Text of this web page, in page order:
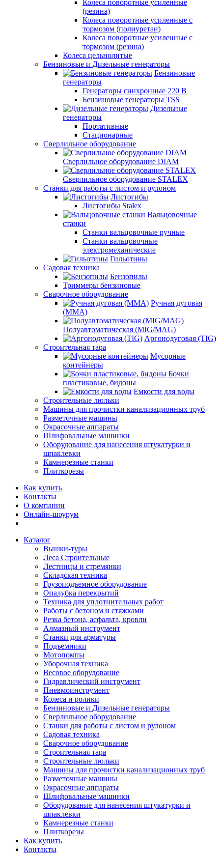
Колеса поворотные усиленные
(резина)
Колеса поворотные усиленные с
тормозом (полиуретан)
Колеса поворотные усиленные с
тормозом (резина)
Колеса цельнолитые
Бензиновые и Дизельные генераторы
Бензиновые
генераторы
Генераторы синхронные 220 В
Бензиновые генераторы TSS
Дизельные
генераторы
Портативные
Стационарные
Сверлильное оборудование
Сверлильное оборудование DIAM
Сверлильное оборудование STALEX
Станки для работы с листом и рулоном
Листогибы
Листогибы Stalex
Вальцовочные
станки
Станки вальцовочные ручные
Станки вальцовочные
электромеханические
Гильотины
Садовая техника
Бензопилы
Триммеры бензиновые
Сварочное оборудование
Ручная дуговая
(MMA)
Полуавтоматическая (MIG/MAG)
Аргонодуговая (TIG)
Строительная тара
Мусорные
контейнеры
Бочки
пластиковые, бидоны
Емкости для воды
Строительные люльки
Машины для прочистки канализационных труб
Разметочные машины
Окрасочные аппараты
Шлифовальные машинки
Оборудование для нанесения штукатурки и
шпаклевки
Камнерезные станки
Плиткорезы
Как купить
Контакты
О компании
Онлайн-шоурум
Каталог
Вышки-туры
Леса Строительные
Лестницы и стремянки
Складская техника
Грузоподъемное оборудование
Опалубка перекрытий
Техника для уплотнительных работ
Работы с бетоном и стяжками
Резка бетона, асфальта, кровли
Алмазный инструмент
Станки для арматуры
Подъемники
Мотопомпы
Уборочная техника
Весовое оборудование
Гидравлический инструмент
Пневмоинструмент
Колеса и ролики
Бензиновые и Дизельные генераторы
Сверлильное оборудование
Станки для работы с листом и рулоном
Садовая техника
Сварочное оборудование
Строительная тара
Строительные люльки
Машины для прочистки канализационных труб
Разметочные машины
Окрасочные аппараты
Шлифовальные машинки
Оборудование для нанесения штукатурки и
шпаклевки
Камнерезные станки
Плиткорезы
Как купить
Контакты